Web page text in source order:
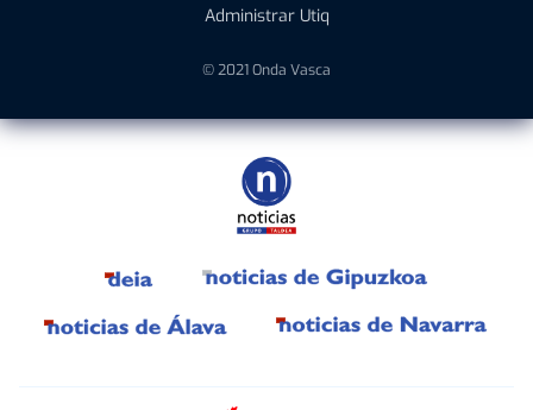
Administrar Utiq
© 2021 Onda Vasca